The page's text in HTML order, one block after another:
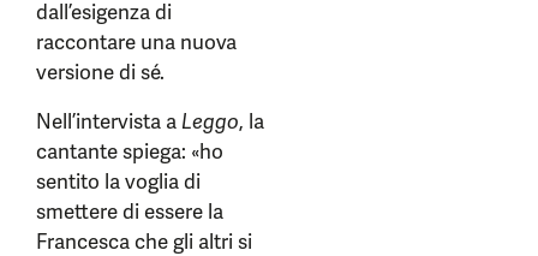
dall’esigenza di
raccontare una nuova
versione di sé.
Nell’intervista a Leggo, la
cantante spiega: «ho
sentito la voglia di
smettere di essere la
Francesca che gli altri si